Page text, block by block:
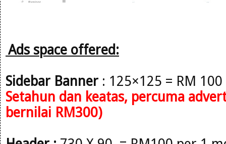
Ads space offered:
Sidebar Banner : 125×125 = RM
Setahun dan keatas, percuma
bernilai RM300)